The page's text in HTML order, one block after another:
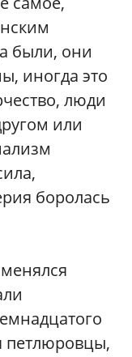
были, они
иногда это
люди
или
боролась
петлюровцы,